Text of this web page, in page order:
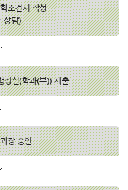
소견서 작성
상담)
정실(학과(부)) 제출
장 승인